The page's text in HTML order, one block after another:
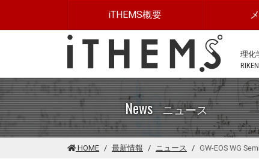
iTHEMS概要
理化
News ニュース
HOME 最新情報 ニュース GW-EOS WG